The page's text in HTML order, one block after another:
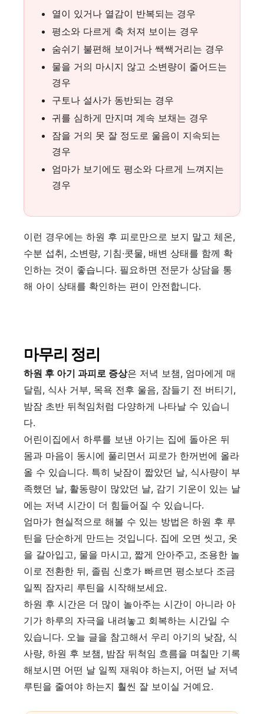
열이 있거나 열감이 반복되는 경우
평소와 다르게 축 처져 보이는 경우
숨쉬기 불편해 보이거나 쌕쌕거리는 경우
물을 거의 마시지 않고 소변량이 줄어드는
경우
구토나 설사가 동반되는 경우
귀를 심하게 만지며 계속 보채는 경우
잠을 거의 못 잘 정도로 울음이 지속되는
경우
엄마가 보기에도 평소와 다르게 느껴지는
경우
이런 경우에는 하원 후 피로만으로 보지 말고 체온,
수분 섭취, 소변량, 기침·콧물, 배변 상태를 함께 확
인하는 것이 좋습니다. 필요하면 전문가 상담을 통
해 아이 상태를 확인하는 편이 안전합니다.
마무리 정리
하원 후 아기 과피로 증상은 저녁 보챔, 엄마에게 매
달림, 식사 거부, 목욕 전후 울음, 잠들기 전 버티기,
밤잠 초반 뒤척임처럼 다양하게 나타날 수 있습니
다.
어린이집에서 하루를 보낸 아기는 집에 돌아온 뒤
몸과 마음이 동시에 풀리면서 피로가 한꺼번에 올라
올 수 있습니다. 특히 낮잠이 짧았던 날, 식사량이 부
족했던 날, 활동량이 많았던 날, 감기 기운이 있는 날
에는 저녁 시간이 더 힘들어질 수 있습니다.
엄마가 현실적으로 해볼 수 있는 방법은 하원 후 루
틴을 단순하게 만드는 것입니다. 집에 오면 씻고, 옷
을 갈아입고, 물을 마시고, 짧게 안아주고, 조용한 놀
이로 전환한 뒤, 졸림 신호가 빠르면 평소보다 조금
일찍 잠자리 루틴을 시작해보세요.
하원 후 시간은 더 많이 놀아주는 시간이 아니라 아
기가 하루의 자극을 내려놓고 회복하는 시간일 수
있습니다. 오늘 글을 참고해서 우리 아기의 낮잠, 식
사량, 하원 후 보챔, 밤잠 뒤척임 흐름을 며칠만 기록
해보시면 어떤 날 일찍 재워야 하는지, 어떤 날 저녁
루틴을 줄여야 하는지 훨씬 잘 보이실 거예요.